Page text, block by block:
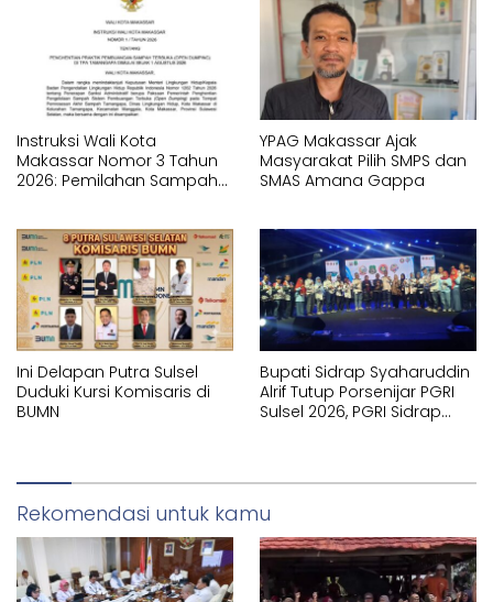
Instruksi Wali Kota
Makassar Nomor 3 Tahun
2026: Pemilahan Sampah
YPAG Makassar Ajak
Masyarakat Pilih SMPS dan
SMAS Amana Gappa
Ini Delapan Putra Sulsel
Duduki Kursi Komisaris di
BUMN
Bupati Sidrap Syaharuddin
Alrif Tutup Porsenijar PGRI
Sulsel 2026, PGRI Sidrap
Rekomendasi untuk kamu